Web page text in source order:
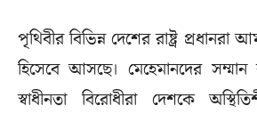
পৃথিবীর বিভিন্ন দেশের রাষ্ট্র প্রধানরা
হিসেবে আসছে। মেহেমানদের
স্বাধীনতা বিরোধীরা দেশকে